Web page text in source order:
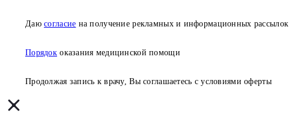
Даюсогласие на получение рекламных и информационных рассылок
Порядококазания медицинской помощи
Продолжая запись к врачу, Вы соглашаетесь с условиямиоферты